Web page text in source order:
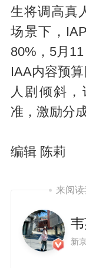
生将调高真
场景下，
80%，5月
IAA内容预
人剧倾斜
准，激励分
编辑 陈莉
来阅
新